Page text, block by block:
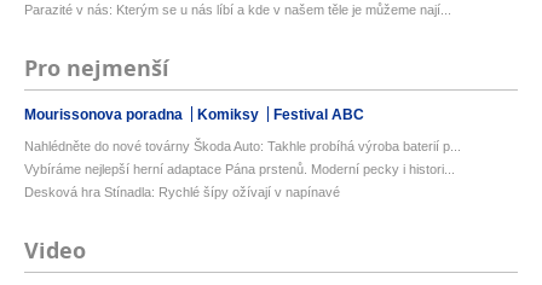
Parazité v nás: Kterým se u nás líbí a kde v našem těle je můžeme nají...
Pro nejmenší
Mourissonova poradna Komiksy Festival ABC
Nahlédněte do nové továrny Škoda Auto: Takhle probíhá výroba baterií p...
Vybíráme nejlepší herní adaptace Pána prstenů. Moderní pecky i histori...
Desková hra Stínadla: Rychlé šípy ožívají v napínavé
Video